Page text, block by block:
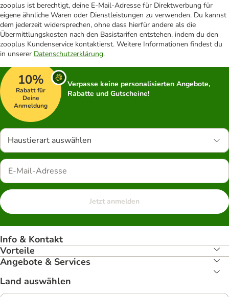
zooplus ist berechtigt, deine E-Mail-Adresse für Direktwerbung für
eigene ähnliche Waren oder Dienstleistungen zu verwenden. Du kannst
dem jederzeit widersprechen, ohne dass hierfür andere als die
Übermittlungskosten nach den Basistarifen entstehen, indem du den
zooplus Kundenservice kontaktierst. Weitere Informationen findest du
in unserer Datenschutzerklärung.
10%
Rabatt für
Deine
Anmeldung
Verpasse keine personalisierten Angebote,
Rabatte und Gutscheine!
Haustierart auswählen
Jetzt anmelden
Info & Kontakt
Vorteile
Angebote & Services
Land auswählen